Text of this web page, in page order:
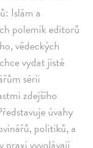
Islám a
polemik editorů
vědeckých
vydat jisté
sérii
zdejšího
úvahy
politiků, a